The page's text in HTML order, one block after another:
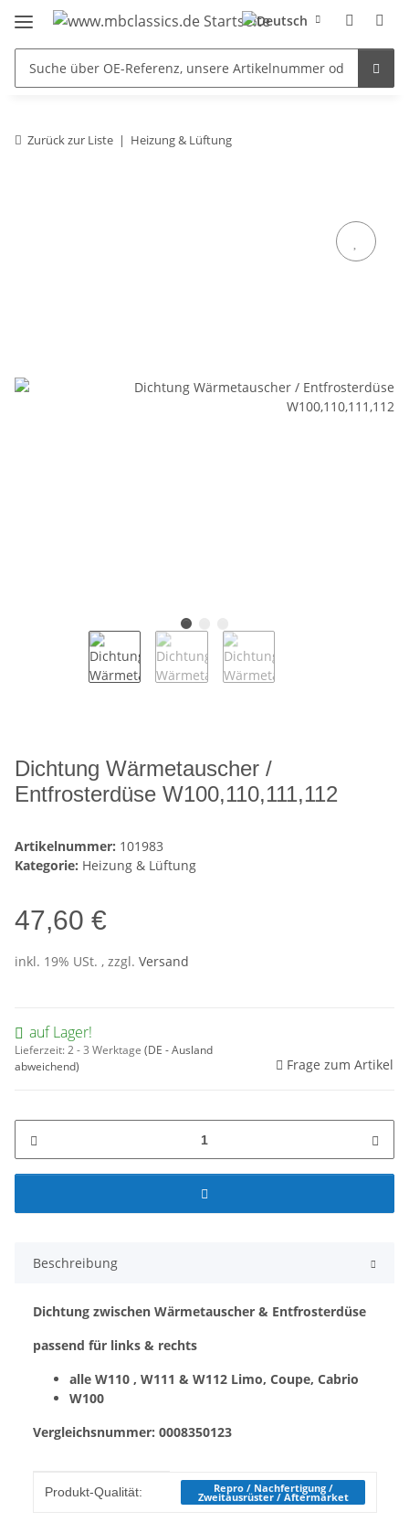
Zurück zur Liste Heizung & Lüftung
Dichtung Wärmetauscher /
Entfrosterdüse W100,110,111,112
Artikelnummer: 101983
Kategorie: Heizung & Lüftung
47,60 €
inkl. 19% USt. , zzgl. Versand
auf Lager!
Lieferzeit:2 - 3 Werktage (DE - Ausland
abweichend)
Frage zum Artikel
Beschreibung
Dichtung zwischen Wärmetauscher & Entfrosterdüse
passend für links & rechts
alle W110 , W111 & W112 Limo, Coupe, Cabrio
W100
Vergleichsnummer: 0008350123
Produkteigenschaft
Wert
Produkt-Qualität: Repro / Nachfertigung /
Zweitausrüster / Aftermarket